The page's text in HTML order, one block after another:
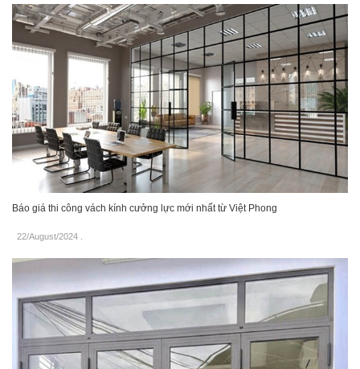
Báo giá thi công vách kính cưởng lực mới nhất từ Việt Phong
22/August/2024